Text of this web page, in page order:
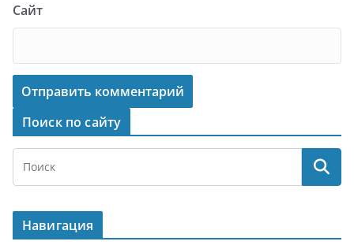
Сайт
Поиск по сайту
Навигация